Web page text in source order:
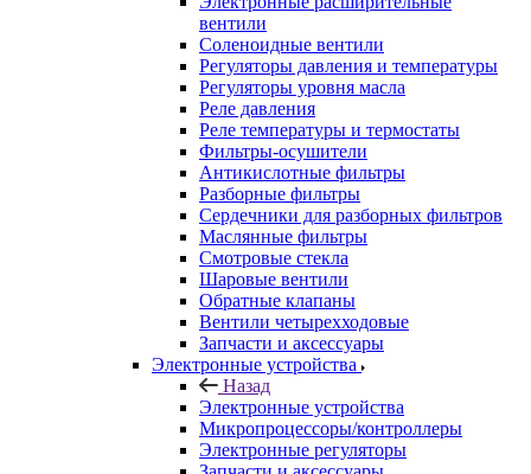
вентили
Соленоидные вентили
Регуляторы давления и температуры
Регуляторы уровня масла
Реле давления
Реле температуры и термостаты
Фильтры-осушители
Антикислотные фильтры
Разборные фильтры
Сердечники для разборных фильтров
Маслянные фильтры
Смотровые стекла
Шаровые вентили
Обратные клапаны
Вентили четырехходовые
Запчасти и аксессуары
Электронные устройства
Назад
Электронные устройства
Микропроцессоры/контроллеры
Электронные регуляторы